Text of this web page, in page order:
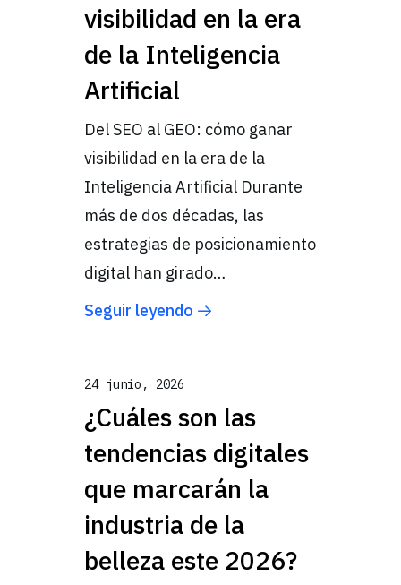
visibilidad en la era
de la Inteligencia
Artificial
Del SEO al GEO: cómo ganar
visibilidad en la era de la
Inteligencia Artificial Durante
más de dos décadas, las
estrategias de posicionamiento
digital han girado…
Seguir leyendo
24 junio, 2026
¿Cuáles son las
tendencias digitales
que marcarán la
industria de la
belleza este 2026?